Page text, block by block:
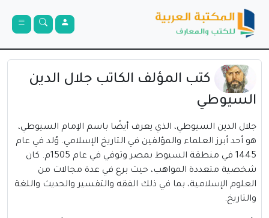
كتب المؤلف الكاتب جلال الدين
السيوطي
جلال الدين السيوطي، الذي يعرف أيضًا باسم الإمام السيوطي،
هو أحد أبرز العلماء والمؤلفين في التاريخ الإسلامي. وُلد في عام
1445 في منطقة السيوط بمصر وتوفي في عام 1505م. كان
شخصية متعددة المواهب، حيث برع في عدة مجالات من
العلوم الإسلامية، بما في ذلك الفقه والتفسير والحديث واللغة
والتاريخ.